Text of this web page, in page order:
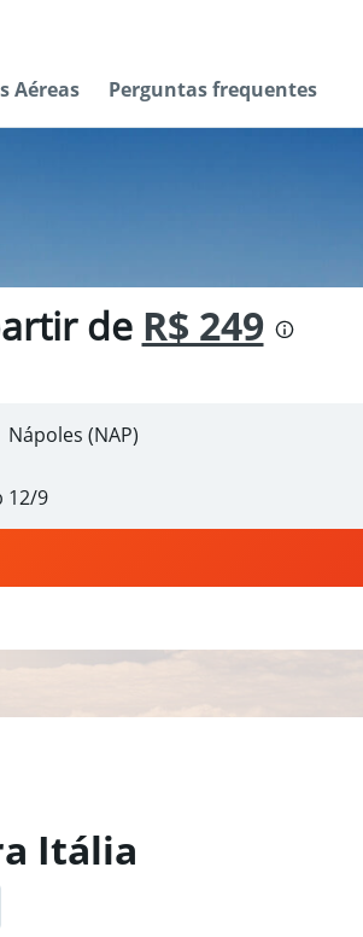
Aéreas Perguntas frequentes
de R$ 249
12/9
Itália